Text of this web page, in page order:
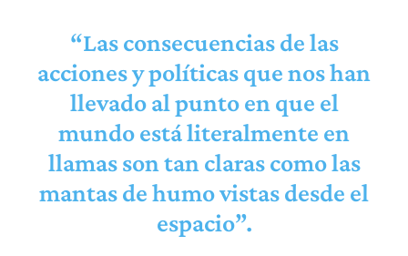
“Las consecuencias de las
acciones y políticas que nos han
llevado al punto en que el
mundo está literalmente en
llamas son tan claras como las
mantas de humo vistas desde el
espacio”.